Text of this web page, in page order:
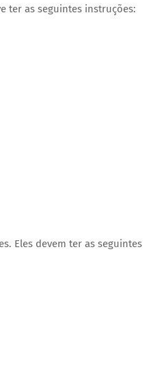
ter as seguintes instruções:
Eles devem ter as seguintes